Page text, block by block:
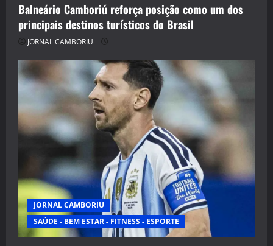
Balneário Camboriú reforça posição como um dos
principais destinos turísticos do Brasil
JORNAL CAMBORIU
JORNAL CAMBORIU
SAÚDE - BEM ESTAR - FITNESS - ESPORTE